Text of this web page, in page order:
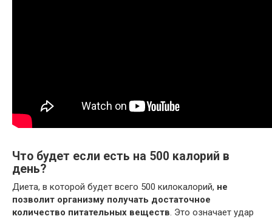
Что будет если есть на 500 калорий в
день?
Диета, в которой будет всего 500 килокалорий, не
позволит организму получать достаточное
количество питательных веществ. Это означает удар